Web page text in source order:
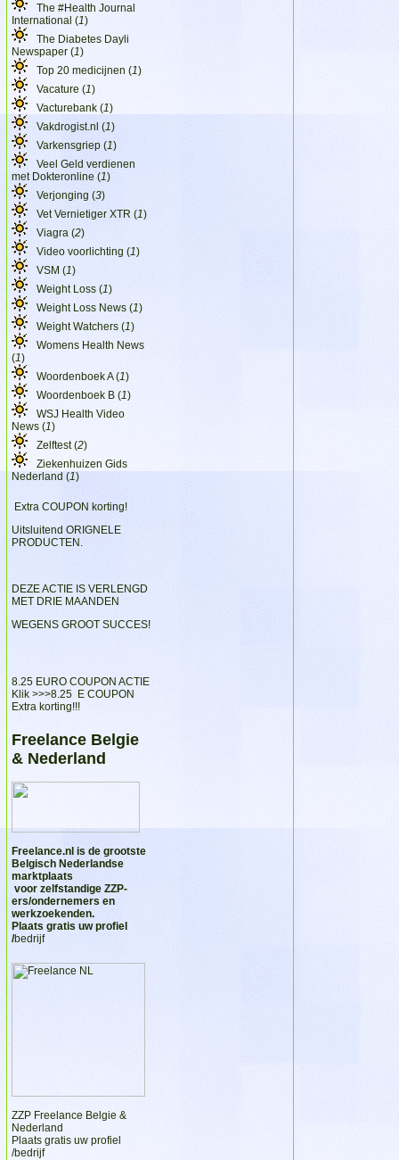
The #Health Journal
International (1)
The Diabetes Dayli
Newspaper (1)
Top 20 medicijnen (1)
Vacature (1)
Vacturebank (1)
Vakdrogist.nl (1)
Varkensgriep (1)
Veel Geld verdienen
met Dokteronline (1)
Verjonging (3)
Vet Vernietiger XTR (1)
Viagra (2)
Video voorlichting (1)
VSM (1)
Weight Loss (1)
Weight Loss News (1)
Weight Watchers (1)
Womens Health News
(1)
Woordenboek A (1)
Woordenboek B (1)
WSJ Health Video
News (1)
Zelftest (2)
Ziekenhuizen Gids
Nederland (1)
Extra COUPON korting!
Uitsluitend ORIGNELE
PRODUCTEN.
DEZE ACTIE IS VERLENGD
MET DRIE MAANDEN
WEGENS GROOT SUCCES!
8.25 EURO COUPON ACTIE
Klik >>>8.25 E COUPON
Extra korting!!!
Freelance Belgie
& Nederland
Freelance.nl is de grootste
Belgisch Nederlandse
marktplaats
voor zelfstandige ZZP-
ers/ondernemers en
werkzoekenden.
Plaats gratis uw profiel
/bedrijf
ZZP Freelance Belgie &
Nederland
Plaats gratis uw profiel
/bedrijf